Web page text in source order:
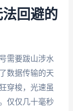
回避的
需要跋山涉水
数据传输的天
穿梭，光速虽
仅仅几十毫秒